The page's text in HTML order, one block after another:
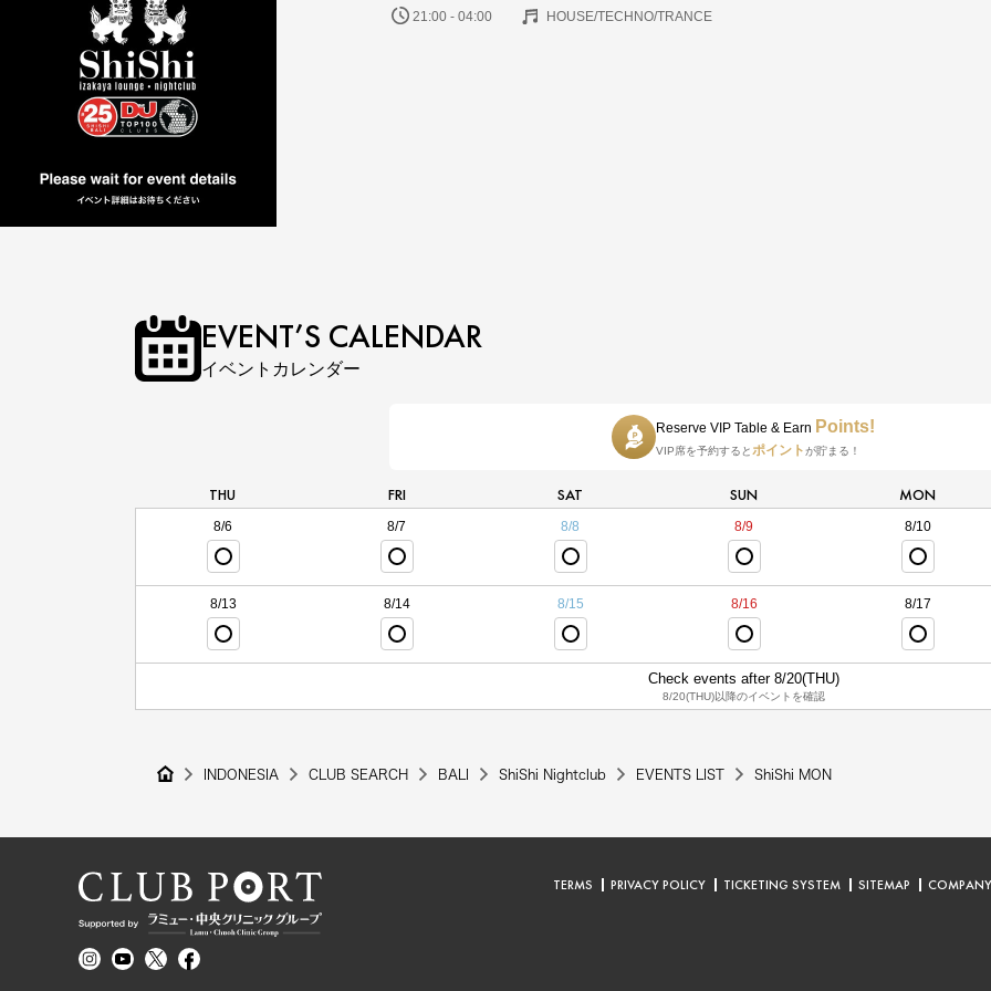
21:00 - 04:00 HOUSE/TECHNO/TRANCE
EVENT’S CALENDAR
イベントカレンダー
Reserve VIP Table & Earn Points!
VIP席を予約すると ポイント が貯まる！
THU FRI SAT SUN MON
8/6 8/7 8/8 8/9 8/10
8/13 8/14 8/15 8/16 8/17
Check events after 8/20(THU)
8/20(THU)以降のイベントを確認
INDONESIA CLUB SEARCH BALI ShiShi Nightclub EVENTS LIST ShiShi MON
TERMS PRIVACY POLICY TICKETING SYSTEM SITEMAP COMPANY